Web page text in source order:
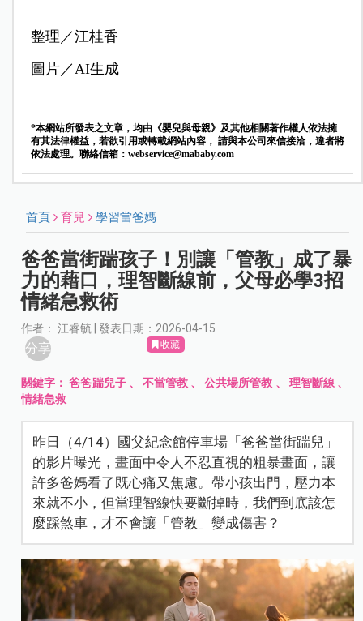
整理／江桂香
圖片／AI生成
*本網站所發表之文章，均由《嬰兒與母親》及其他相關著作權人依法擁
有其法律權益，若欲引用或轉載網站內容， 請與本公司來信接洽，違者將
依法處理。聯絡信箱： webservice@mababy.com
首頁 育兒 學習當爸媽
爸爸當街踹孩子！別讓「管教」成了暴
力的藉口，理智斷線前，父母必學3招
情緒急救術
作者： 江睿毓 | 發表日期：2026-04-15
分享 收藏
關鍵字：爸爸踹兒子、 不當管教 、公共場所管教 、 理智斷線 、
情緒急救
昨日（4/14）國父紀念館停車場「爸爸當街踹兒」
的影片曝光，畫面中令人不忍直視的粗暴畫面，讓
許多爸媽看了既心痛又焦慮。帶小孩出門，壓力本
來就不小，但當理智線快要斷掉時，我們到底該怎
麼踩煞車，才不會讓「管教」變成傷害？